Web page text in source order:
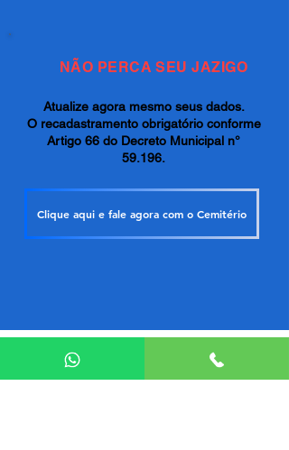
NÃO PERCA SEU JAZIGO
Atualize agora mesmo seus dados.
O recadastramento obrigatório conforme
Artigo 66 do Decreto Municipal n°
59.196.
Clique aqui e fale agora com o Cemitério